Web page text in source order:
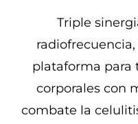
Triple
radiofrecuencia,
plataforma para
corporales con
combate la